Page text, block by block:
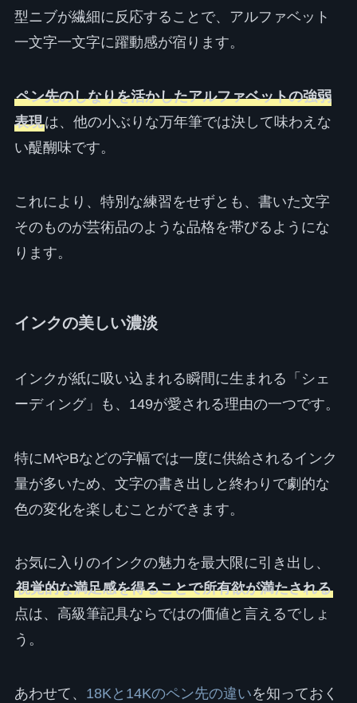
型ニブが繊細に反応することで、アルファベット
一文字一文字に躍動感が宿ります。
ペン先のしなりを活かしたアルファベットの強弱
表現は、他の小ぶりな万年筆では決して味わえな
い醍醐味です。
これにより、特別な練習をせずとも、書いた文字
そのものが芸術品のような品格を帯びるようにな
ります。
インクの美しい濃淡
インクが紙に吸い込まれる瞬間に生まれる「シェ
ーディング」も、149が愛される理由の一つです。
特にMやBなどの字幅では一度に供給されるインク
量が多いため、文字の書き出しと終わりで劇的な
色の変化を楽しむことができます。
お気に入りのインクの魅力を最大限に引き出し、
視覚的な満足感を得ることで所有欲が満たされる
点は、高級筆記具ならではの価値と言えるでしょ
う。
あわせて、 18Kと14Kのペン先の違いを知っておく